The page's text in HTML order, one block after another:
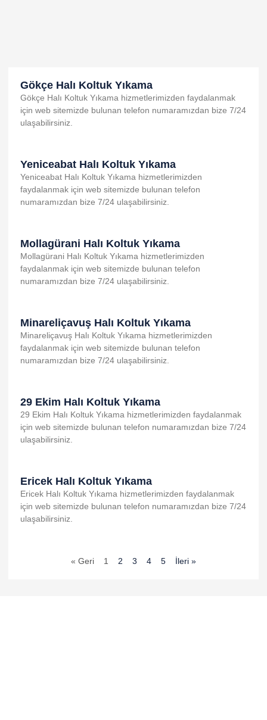
Gökçe Halı Koltuk Yıkama
Gökçe Halı Koltuk Yıkama hizmetlerimizden faydalanmak
için web sitemizde bulunan telefon numaramızdan bize 7/24
ulaşabilirsiniz.
Yeniceabat Halı Koltuk Yıkama
Yeniceabat Halı Koltuk Yıkama hizmetlerimizden
faydalanmak için web sitemizde bulunan telefon
numaramızdan bize 7/24 ulaşabilirsiniz.
Mollagürani Halı Koltuk Yıkama
Mollagürani Halı Koltuk Yıkama hizmetlerimizden
faydalanmak için web sitemizde bulunan telefon
numaramızdan bize 7/24 ulaşabilirsiniz.
Minareliçavuş Halı Koltuk Yıkama
Minareliçavuş Halı Koltuk Yıkama hizmetlerimizden
faydalanmak için web sitemizde bulunan telefon
numaramızdan bize 7/24 ulaşabilirsiniz.
29 Ekim Halı Koltuk Yıkama
29 Ekim Halı Koltuk Yıkama hizmetlerimizden faydalanmak
için web sitemizde bulunan telefon numaramızdan bize 7/24
ulaşabilirsiniz.
Ericek Halı Koltuk Yıkama
Ericek Halı Koltuk Yıkama hizmetlerimizden faydalanmak
için web sitemizde bulunan telefon numaramızdan bize 7/24
ulaşabilirsiniz.
« Geri 1 2 3 4 5 İleri »